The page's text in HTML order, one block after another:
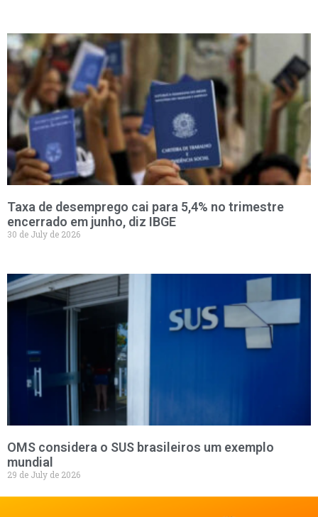
Taxa de desemprego cai para 5,4% no trimestre
encerrado em junho, diz IBGE
30 de July de 2026
OMS considera o SUS brasileiros um exemplo
mundial
29 de July de 2026